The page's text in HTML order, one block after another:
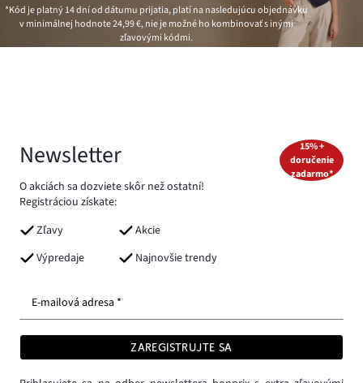
*Kód je platný 14 dní od dátumu prijatia, platí na nasledujúcu objednávku
v minimálnej hodnote24,99 €, nie je možné ho kombinovať s inými
zľavovými kódmi.
Newsletter
O akciách sa dozviete skôr než ostatní!
Registráciou získate:
Zľavy
Akcie
Výpredaje
Najnovšie trendy
15% +
doručenie
zadarmo*
E-mailová adresa *
ZAREGISTRUJTE SA